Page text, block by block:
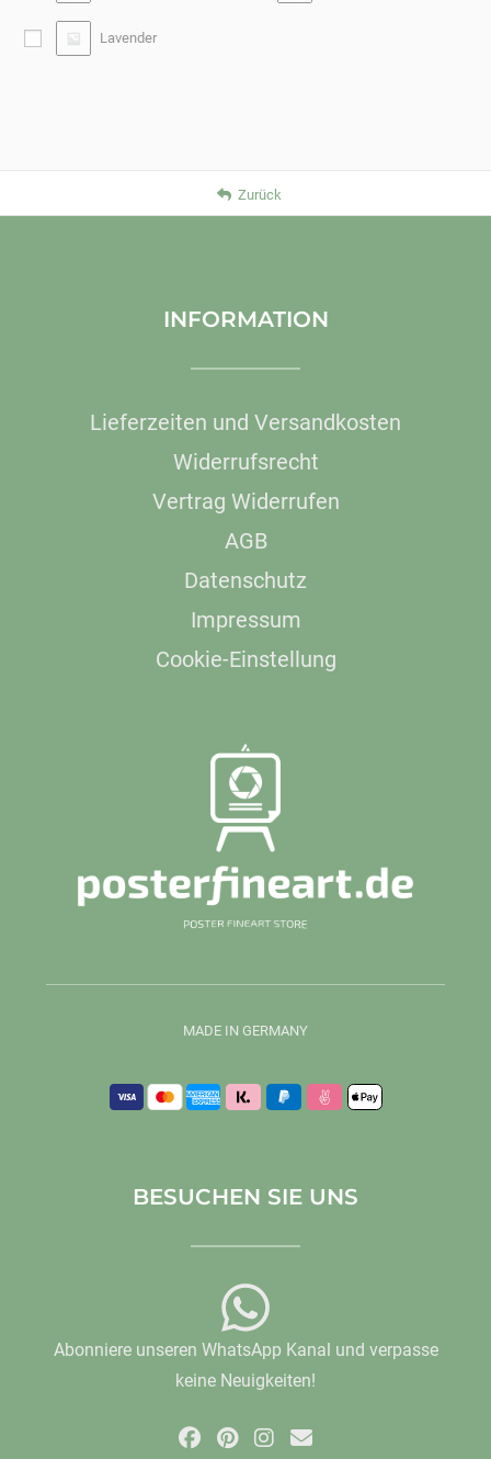
Lavender
Zurück
INFORMATION
Lieferzeiten und Versandkosten
Widerrufsrecht
Vertrag Widerrufen
AGB
Datenschutz
Impressum
Cookie-Einstellung
MADE IN GERMANY
BESUCHEN SIE UNS
Abonniere unseren WhatsApp Kanal und verpasse
keine Neuigkeiten!